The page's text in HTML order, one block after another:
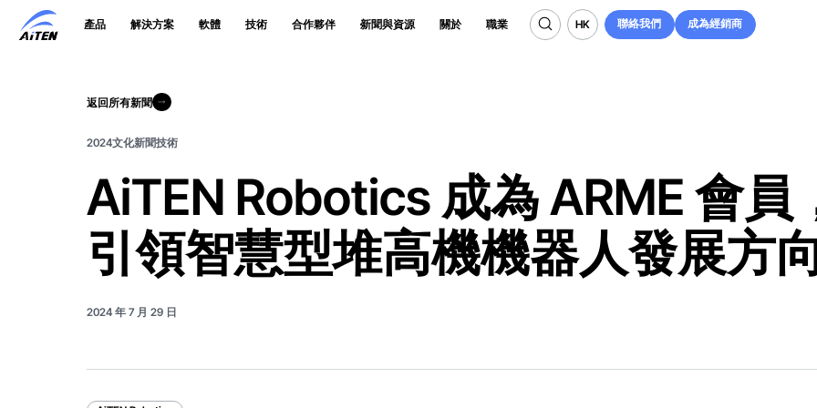
產品 解決方案 軟體 技術 合作夥伴 新聞與資源 關於 職業
HK
HK
聯絡我們
聯絡我們
成為經銷商
成為經銷商
返回所有新聞
2024文化新聞技術
AiTEN Robotics 成為 ARME 會員
引領智慧型堆高機機器人發展方
2024 年 7 月 29 日